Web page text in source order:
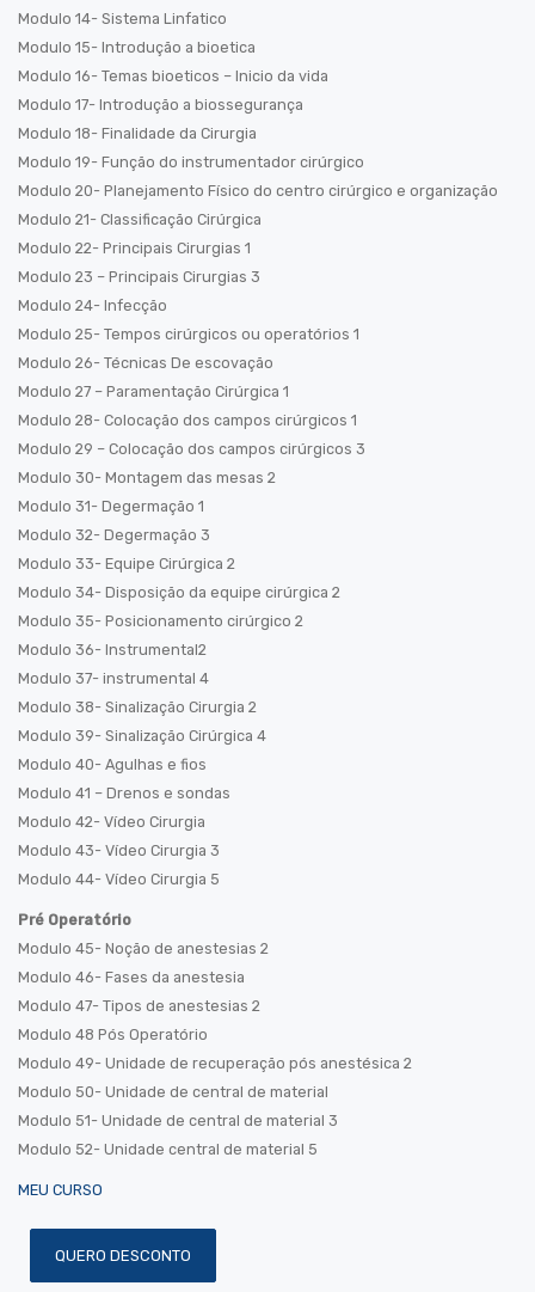
Modulo 14- Sistema Linfatico
Modulo 15- Introdução a bioetica
Modulo 16- Temas bioeticos – Inicio da vida
Modulo 17- Introdução a biossegurança
Modulo 18- Finalidade da Cirurgia
Modulo 19- Função do instrumentador cirúrgico
Modulo 20- Planejamento Físico do centro cirúrgico e organização
Modulo 21- Classificação Cirúrgica
Modulo 22- Principais Cirurgias 1
Modulo 23 – Principais Cirurgias 3
Modulo 24- Infecção
Modulo 25- Tempos cirúrgicos ou operatórios 1
Modulo 26- Técnicas De escovação
Modulo 27 – Paramentação Cirúrgica 1
Modulo 28- Colocação dos campos cirúrgicos 1
Modulo 29 – Colocação dos campos cirúrgicos 3
Modulo 30- Montagem das mesas 2
Modulo 31- Degermação 1
Modulo 32- Degermação 3
Modulo 33- Equipe Cirúrgica 2
Modulo 34- Disposição da equipe cirúrgica 2
Modulo 35- Posicionamento cirúrgico 2
Modulo 36- Instrumental2
Modulo 37- instrumental 4
Modulo 38- Sinalização Cirurgia 2
Modulo 39- Sinalização Cirúrgica 4
Modulo 40- Agulhas e fios
Modulo 41 – Drenos e sondas
Modulo 42- Vídeo Cirurgia
Modulo 43- Vídeo Cirurgia 3
Modulo 44- Vídeo Cirurgia 5
Pré Operatório
Modulo 45- Noção de anestesias 2
Modulo 46- Fases da anestesia
Modulo 47- Tipos de anestesias 2
Modulo 48 Pós Operatório
Modulo 49- Unidade de recuperação pós anestésica 2
Modulo 50- Unidade de central de material
Modulo 51- Unidade de central de material 3
Modulo 52- Unidade central de material 5
MEU CURSO
QUERO DESCONTO